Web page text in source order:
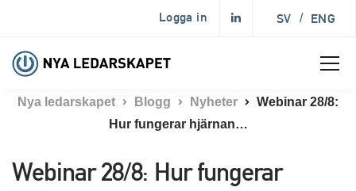
Logga in SV / ENG
Nya ledarskapet Blogg Nyheter
Webinar 28/8:
Hur fungerar hjärnan…
Webinar 28/8: Hur fungerar